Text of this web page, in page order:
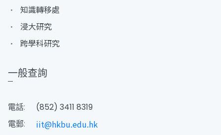
知識轉移處
浸大研究
跨學科研究
一般查詢
電話:
(852) 3411 8319
電郵:
iit@hkbu.edu.hk